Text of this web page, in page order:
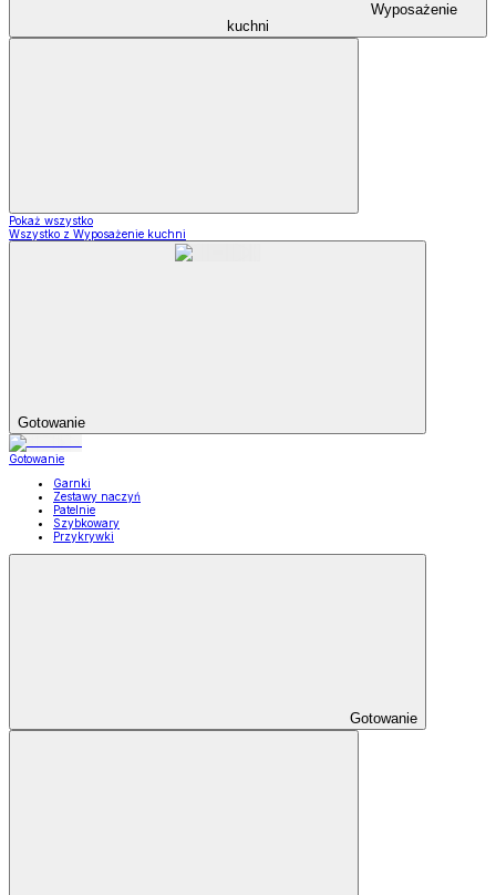
Wyposażenie
kuchni
Pokaż wszystko
Wszystko z Wyposażenie kuchni
Gotowanie
Gotowanie
Garnki
Zestawy naczyń
Patelnie
Szybkowary
Przykrywki
Gotowanie